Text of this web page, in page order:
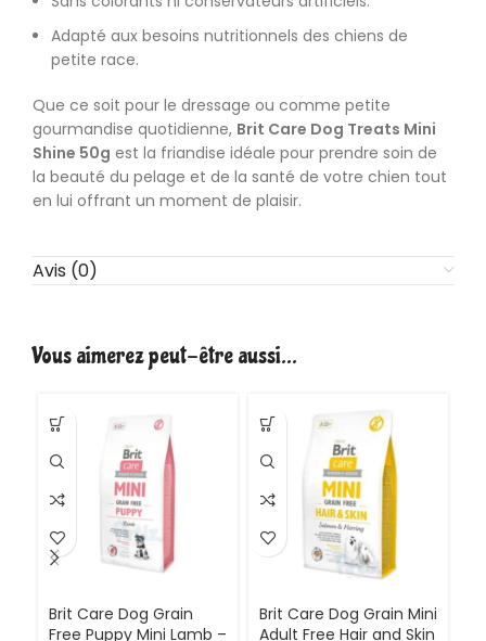
Adapté aux besoins nutritionnels des chiens de
petite race.
Que ce soit pour le dressage ou comme petite
gourmandise quotidienne, Brit Care Dog Treats Mini
Shine 50g est la friandise idéale pour prendre soin de
la beauté du pelage et de la santé de votre chien tout
en lui offrant un moment de plaisir.
Avis (0)
Vous aimerez peut-être aussi…
Brit Care Dog Grain
Free Puppy Mini Lamb –
Brit Care Dog Grain Mini
Adult Free Hair and Skin